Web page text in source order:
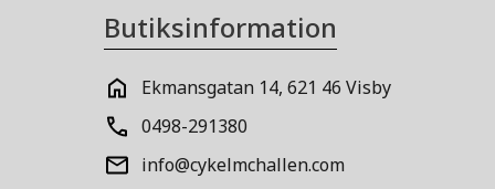
Butiksinformation
Ekmansgatan 14, 621 46 Visby
0498-291380
info@cykelmchallen.com